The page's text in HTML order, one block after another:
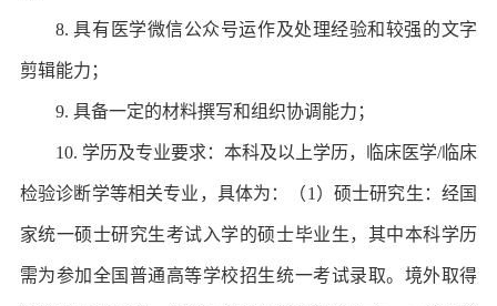
8. 具有医学微信公众号运作及处理经验和较强的文字
剪辑能力；
9. 具备一定的材料撰写和组织协调能力；
10. 学历及专业要求：本科及以上学历，临床医学/临床
检验诊断学等相关专业，具体为：（1）硕士研究生：经国
家统一硕士研究生考试入学的硕士毕业生，其中本科学历
需为参加全国普通高等学校招生统一考试录取。境外取得